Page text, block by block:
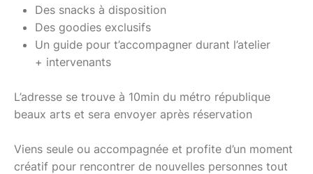
Des snacks à disposition
Des goodies exclusifs
Un guide pour t’accompagner durant l’atelier
+ intervenants
L’adresse se trouve à 10min du métro république
beaux arts et sera envoyer après réservation
Viens seule ou accompagnée et profite d’un moment
créatif pour rencontrer de nouvelles personnes tout